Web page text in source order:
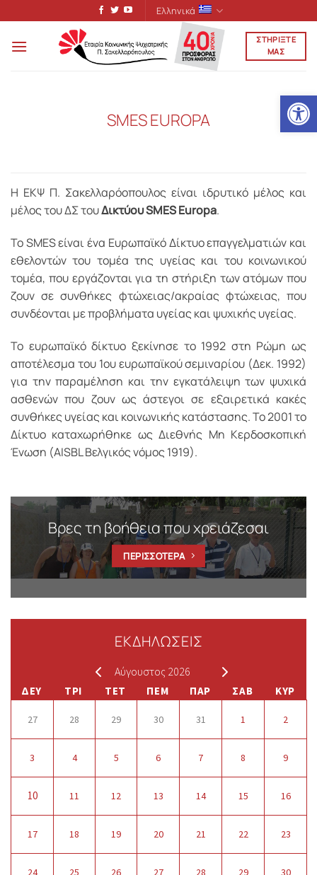
στο
περιεχόμενο
Ελληνικά
ΣΤΗΡΙΞΤΕ
ΜΑΣ
SMES EUROPA
Η ΕΚΨ Π. Σακελλαρόοπουλος είναι ιδρυτικό μέλος και
μέλος του ΔΣ τουΔικτύου SMES Europa.
Το SMES είναι ένα Ευρωπαϊκό Δίκτυο επαγγελματιών και
εθελοντών του τομέα της υγείας και του κοινωνικού
τομέα, που εργάζονται για τη στήριξη των ατόμων που
ζουν σε συνθήκες φτώχειας/ακραίας φτώχειας, που
συνδέονται με προβλήματα υγείας και ψυχικής υγείας.
Το ευρωπαϊκό δίκτυο ξεκίνησε το 1992 στη Ρώμη ως
αποτέλεσμα του 1ου ευρωπαϊκού σεμιναρίου (Δεκ. 1992)
για την παραμέληση και την εγκατάλειψη των ψυχικά
ασθενών που ζουν ως άστεγοι σε εξαιρετικά κακές
συνθήκες υγείας και κοινωνικής κατάστασης. To 2001 το
Δίκτυο καταχωρήθηκε ως Διεθνής Μη Κερδοσκοπική
Ένωση (AISBL Βελγικός νόμος 1919).
Βρες τη βοήθεια που χρειάζεσαι
ΠΕΡΙΣΣΟΤΕΡΑ
ΕΚΔΗΛΩΣΕΙΣ
Αύγουστος 2026
ΔΕΥ ΤΡΙ ΤΕΤ ΠΕΜ ΠΑΡ ΣΑΒ ΚΥΡ
27 28 29 30 31 1 2
3 4 5 6 7 8 9
10 11 12 13 14 15 16
17 18 19 20 21 22 23
24 25 26 27 28 29 30